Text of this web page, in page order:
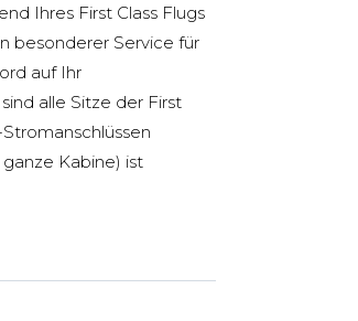
Ihres First Class Flugs
besonderer Service für
auf Ihr
alle Sitze der First
Kabine) ist